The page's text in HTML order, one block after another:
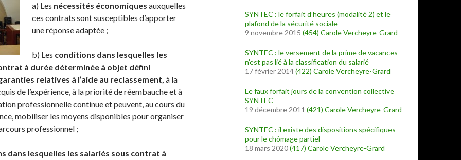
a) Les nécessités économiques auxquelles
ces contrats sont susceptibles d’apporter
une réponse adaptée ;
b) Les conditions dans lesquelles les
à durée déterminée à objet défini
relatives à l’aide au reclassement, à la
de l’expérience, à la priorité de réembauche et à
professionnelle continue et peuvent, au cours du
mobiliser les moyens disponibles pour organiser
professionnel ;
dans lesquelles les salariés sous contrat à
SYNTEC : le forfait d’heures (modalité 2) et le
plafond de la sécurité sociale
9 novembre 2015 (454) Carole Vercheyre-Grard
SYNTEC : le versement de la prime de vacances
n’est pas lié à la classification du salarié
17 février 2014(422) Carole Vercheyre-Grard
Le faux forfait jours de la convention collective
SYNTEC
19 décembre 2011 (421) Carole Vercheyre-Grard
SYNTEC : il existe des dispositions spécifiques
pour le chômage partiel
18 mars 2020(417) Carole Vercheyre-Grard